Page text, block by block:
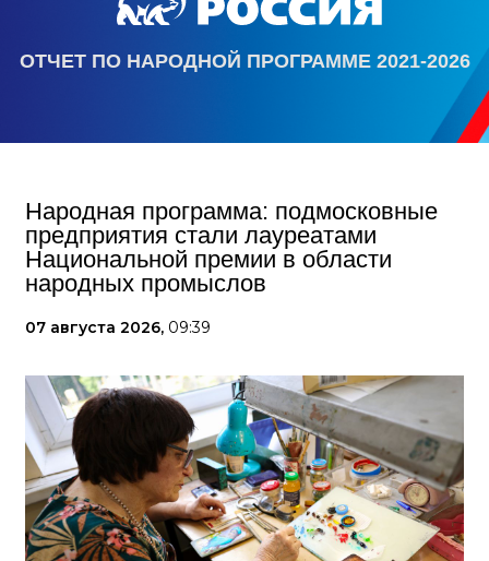
ОТЧЕТ ПО НАРОДНОЙ ПРОГРАММЕ 2021-2026
Народная программа: подмосковные
предприятия стали лауреатами
Национальной премии в области
народных промыслов
07 августа 2026, 09:39